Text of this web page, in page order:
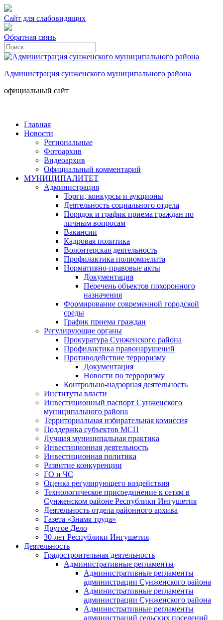
Сайт для слабовидящих
Обратная связь
Администрация сунженского муниципального района
официальный сайт
Главная
Новости
Региональные
Фотоархив
Видеоархив
Официальный комментарий
МУНИЦИПАЛИТЕТ
Администрация
Торги, конкурсы и аукционы
Деятельность социального отдела
Порядок и график приема граждан по
личным вопросам
Вакансии
Кадровая политика
Волонтерская деятельность
Профилактика полиомиелита
Нормативно-правовые акты
Документация
Перечень объектов похоронного
назначения
Формирование современной городской
среды
График приема граждан
Регулирующие органы
Прокуратура Сунженского района
Профилактика правонарушений
Противодействие терроризму
Документация
Новости по терроризму
Контрольно-надзорная деятельность
Институты власти
Инвестиционный паспорт Сунженского
муниципального района
Территориальная избирательная комиссия
Поддержка субъектов МСП
Лучшая муниципальная практика
Инвестиционная деятельность
Инвестиционная политика
Развитие конкуренции
ГО и ЧС
Оценка регулирующего воздействия
Технологическое присоединение к сетям в
Сунженском районе Республики Ингушетия
Деятельность отдела районного архива
Газета «Знамя труда»
Другое Дело
30-лет Республики Ингушетия
Деятельность
Градостроительная деятельность
Административные регламенты
Административные регламенты
администрации Сунженского района
Административные регламенты
администрации Сунженского района
Административные регламенты
администраций сельских поселений